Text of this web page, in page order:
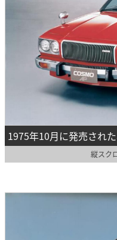
1975年10月に発売され
縦スク